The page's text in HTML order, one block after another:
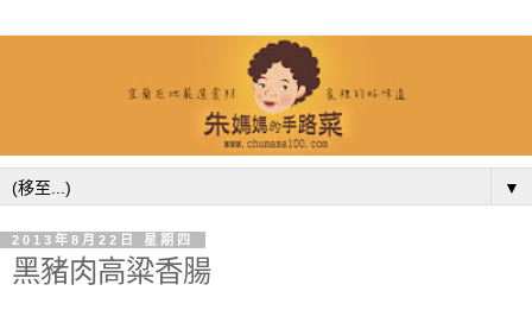
▼
2013年8月22日 星期四
黑豬肉高粱香腸